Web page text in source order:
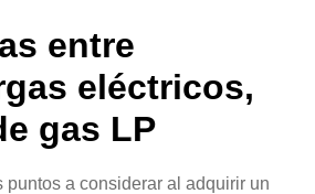
entre
eléctricos,
gas LP
puntos a considerar al adquirir un